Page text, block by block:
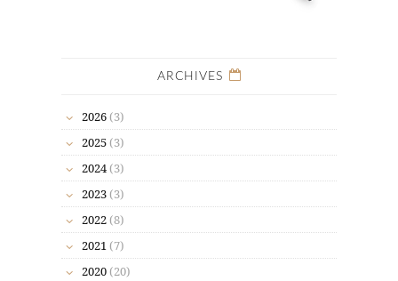
ARCHIVES
2026 (3)
2025 (3)
2024 (3)
2023 (3)
2022 (8)
2021 (7)
2020 (20)